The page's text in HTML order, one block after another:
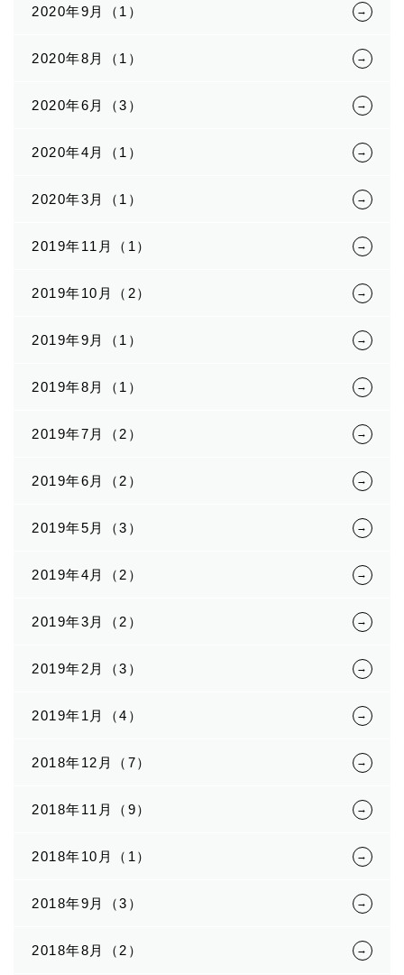
2020年9月（1）
2020年8月（1）
2020年6月（3）
2020年4月（1）
2020年3月（1）
2019年11月（1）
2019年10月（2）
2019年9月（1）
2019年8月（1）
2019年7月（2）
2019年6月（2）
2019年5月（3）
2019年4月（2）
2019年3月（2）
2019年2月（3）
2019年1月（4）
2018年12月（7）
2018年11月（9）
2018年10月（1）
2018年9月（3）
2018年8月（2）